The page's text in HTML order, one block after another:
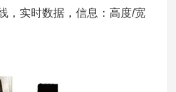
实时数据，信息：高度/宽